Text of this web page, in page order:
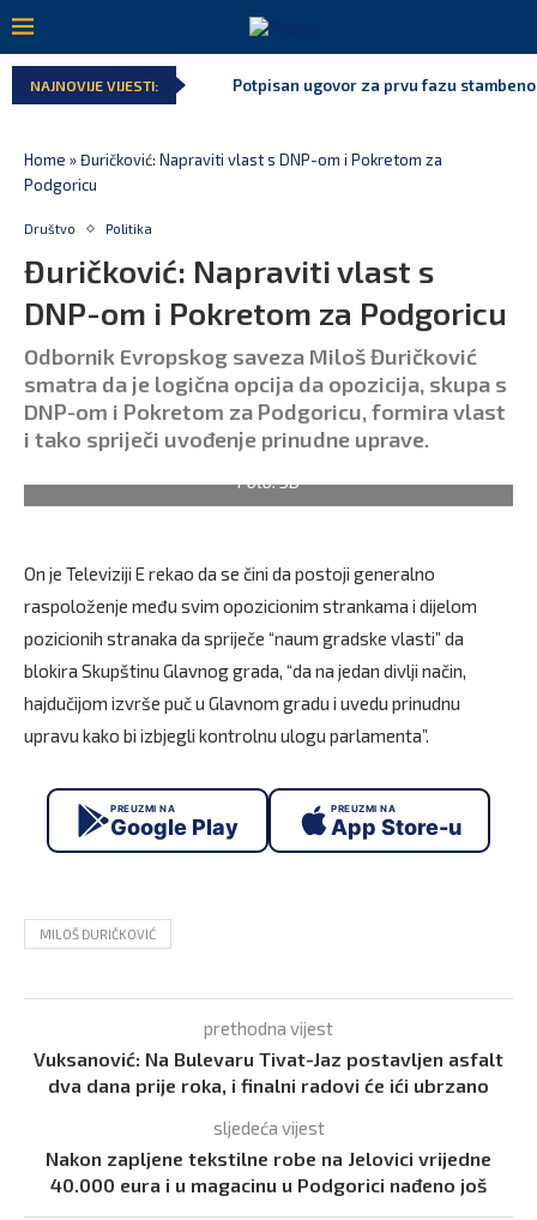
NAJNOVIJE VIJESTI:
Potpisan ugovor za prvu fazu
Home »Đuričković: Napraviti vlast s DNP-om i Pokretom za
Podgoricu
Društvo Politika
Đuričković: Napraviti vlast s
DNP-om i Pokretom za Podgoricu
Odbornik Evropskog saveza Miloš Đuričković
smatra da je logična opcija da opozicija, skupa s
DNP-om i Pokretom za Podgoricu, formira vlast
i tako spriječi uvođenje prinudne uprave.
Foto: SD
On je Televiziji E rekao da se čini da postoji generalno
raspoloženje među svim opozicionim strankama i dijelom
pozicionih stranaka da spriječe “naum gradske vlasti” da
blokira Skupštinu Glavnog grada, “da na jedan divlji način,
hajdučijom izvrše puč u Glavnom gradu i uvedu prinudnu
upravu kako bi izbjegli kontrolnu ulogu parlamenta”.
PREUZMI NA
Google Play
PREUZMI NA
App Store-u
MILOŠ ĐURIČKOVIĆ
prethodna vijest
Vuksanović: Na Bulevaru Tivat-Jaz postavljen asfalt
dva dana prije roka, i finalni radovi će ići ubrzano
sljedeća vijest
Nakon zapljene tekstilne robe na Jelovici vrijedne
40.000 eura i u magacinu u Podgorici nađeno još